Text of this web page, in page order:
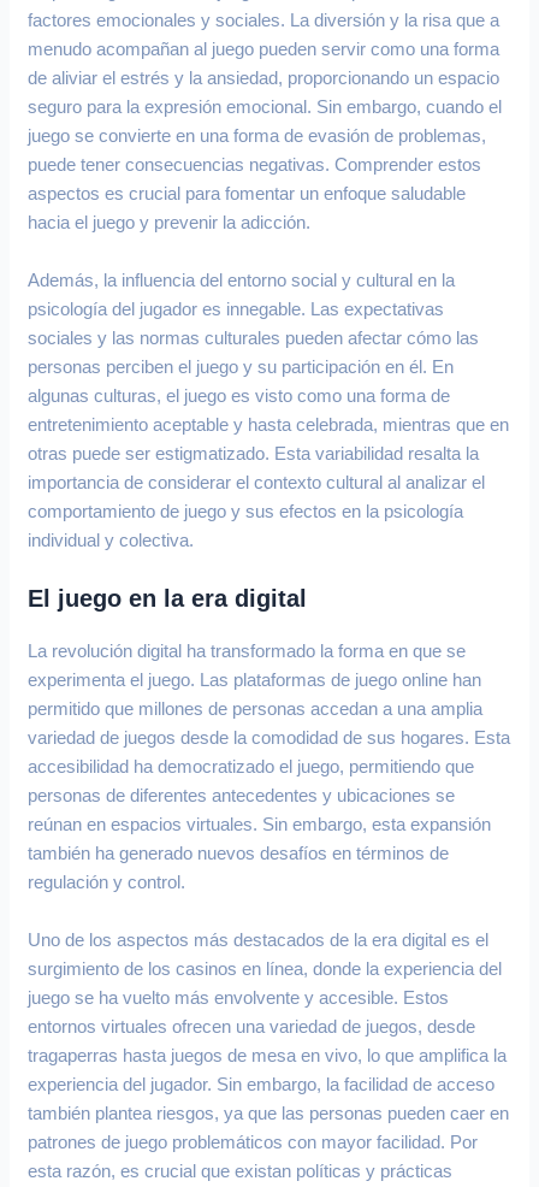
factores emocionales y sociales. La diversión y la risa que a
menudo acompañan al juego pueden servir como una forma
de aliviar el estrés y la ansiedad, proporcionando un espacio
seguro para la expresión emocional. Sin embargo, cuando el
juego se convierte en una forma de evasión de problemas,
puede tener consecuencias negativas. Comprender estos
aspectos es crucial para fomentar un enfoque saludable
hacia el juego y prevenir la adicción.
Además, la influencia del entorno social y cultural en la
psicología del jugador es innegable. Las expectativas
sociales y las normas culturales pueden afectar cómo las
personas perciben el juego y su participación en él. En
algunas culturas, el juego es visto como una forma de
entretenimiento aceptable y hasta celebrada, mientras que en
otras puede ser estigmatizado. Esta variabilidad resalta la
importancia de considerar el contexto cultural al analizar el
comportamiento de juego y sus efectos en la psicología
individual y colectiva.
El juego en la era digital
La revolución digital ha transformado la forma en que se
experimenta el juego. Las plataformas de juego online han
permitido que millones de personas accedan a una amplia
variedad de juegos desde la comodidad de sus hogares. Esta
accesibilidad ha democratizado el juego, permitiendo que
personas de diferentes antecedentes y ubicaciones se
reúnan en espacios virtuales. Sin embargo, esta expansión
también ha generado nuevos desafíos en términos de
regulación y control.
Uno de los aspectos más destacados de la era digital es el
surgimiento de los casinos en línea, donde la experiencia del
juego se ha vuelto más envolvente y accesible. Estos
entornos virtuales ofrecen una variedad de juegos, desde
tragaperras hasta juegos de mesa en vivo, lo que amplifica la
experiencia del jugador. Sin embargo, la facilidad de acceso
también plantea riesgos, ya que las personas pueden caer en
patrones de juego problemáticos con mayor facilidad. Por
esta razón, es crucial que existan políticas y prácticas